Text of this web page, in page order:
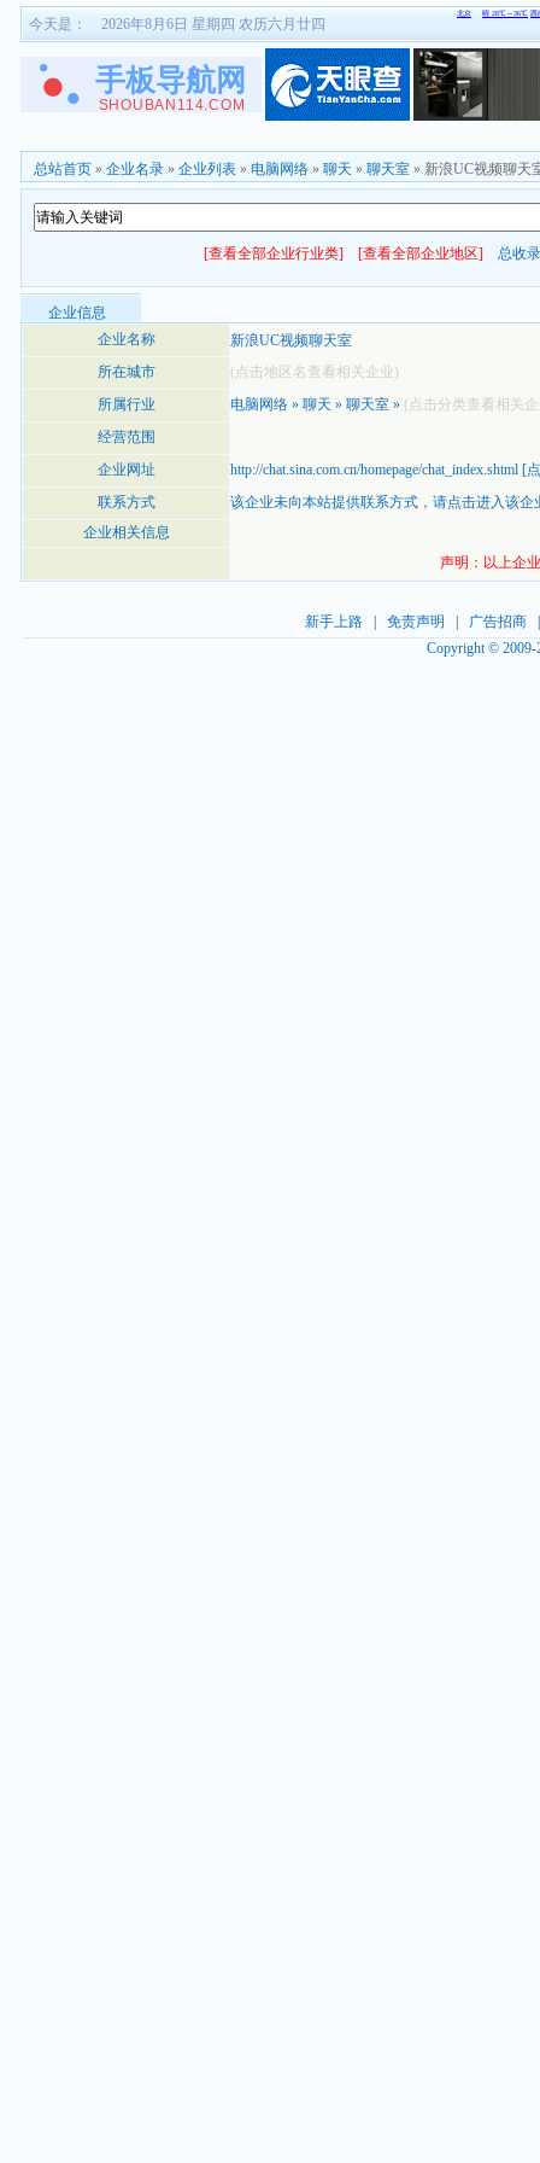
今天是： 2026年8月6日 星期四 农历六月廿四
总站首页 » 企业名录 » 企业列表 » 电脑网络 » 聊天 » 聊天室 » 新浪UC视频聊天
[查看全部企业行业类] [查看全部企业地区] 总收
企业信息
企业名称
新浪UC视频聊天室
所在城市
(点击地区名查看相关企业)
所属行业
电脑网络 » 聊天 » 聊天室 » (点击分类查看相关
经营范围
企业网址
http://chat.sina.com.cn/homepage/chat_index.shtml [
联系方式
该企业未向本站提供联系方式， 请点击进入该企
企业相关信息
声明：以上企
新手上路| 免责声明 广告招商
Copyright ©